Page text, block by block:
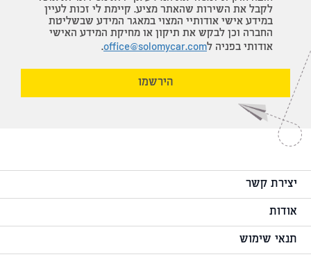
לקבל את השירות שהאתר מציע. קיימת לי זכות לעיין
במידע אישי אודותיי המצוי במאגר המידע שבשליטת
החברה וכן לבקש את תיקון או מחיקת המידע האישי
אודותי בפניה לoffice@solomycar.com
.
הירשמו
יצירת קשר
אודות
תנאי שימוש